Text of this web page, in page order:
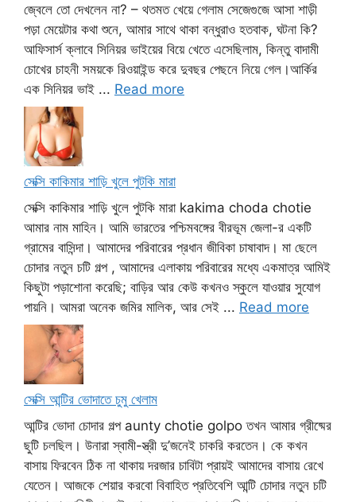
জ্বেলে তো দেখলেন না? – থতমত খেয়ে গেলাম সেজেগুজে আসা শাড়ী
পড়া মেয়েটার কথা শুনে, আমার সাথে থাকা বন্ধুরাও হতবাক, ঘটনা কি?
আফিসার্স ক্লাবে সিনিয়র ভাইয়ের বিয়ে খেতে এসেছিলাম, কিন্তু বাদামী
চোখের চাহনী সময়কে রিওয়াইন্ড করে দুবছর পেছনে নিয়ে গেল।আর্কির
এক সিনিয়র ভাই ... Read more
সেক্সি কাকিমার শাড়ি খুলে পুটকি মারা
সেক্সি কাকিমার শাড়ি খুলে পুটকি মারা kakima choda chotie
আমার নাম মাহিন। আমি ভারতের পশ্চিমবঙ্গের বীরভূম জেলা-র একটি
গ্রামের বাসিন্দা। আমাদের পরিবারের প্রধান জীবিকা চাষাবাদ। মা ছেলে
চোদার নতুন চটি গল্প , আমাদের এলাকায় পরিবারের মধ্যে একমাত্র আমিই
কিছুটা পড়াশোনা করেছি; বাড়ির আর কেউ কখনও স্কুলে যাওয়ার সুযোগ
পায়নি। আমরা অনেক জমির মালিক, আর সেই ... Read more
সেক্সি আন্টির ভোদাতে চুমু খেলাম
আন্টির ভোদা চোদার গল্প aunty chotie golpo তখন আমার গ্রীষ্মের
ছুটি চলছিল। উনারা স্বামী-স্ত্রী দু’জনেই চাকরি করতেন। কে কখন
বাসায় ফিরবেন ঠিক না থাকায় দরজার চাবিটা প্রায়ই আমাদের বাসায় রেখে
যেতেন। আজকে শেয়ার করবো বিবাহিত প্রতিবেশি আন্টি চোদার নতুন চটি